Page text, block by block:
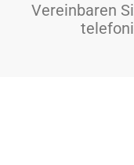
Vereinbaren